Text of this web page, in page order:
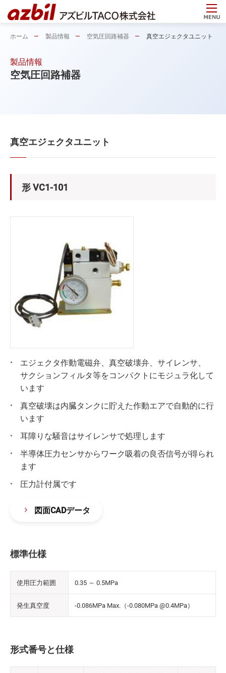
ホーム 製品情報 空気圧回路補器 真空エジェクタユニット
製品情報
空気圧回路補器
真空エジェクタユニット
形 VC1-101
エジェクタ作動電磁弁、真空破壊弁、サイレンサ、
サクションフィルタ等をコンパクトにモジュラ化して
います
真空破壊は内臓タンクに貯えた作動エアで自動的に行
います
耳障りな騒音はサイレンサで処理します
半導体圧力センサからワーク吸着の良否信号が得られ
ます
圧力計付属です
図面CADデータ
標準仕様
使用圧力範囲 0.35 ～ 0.5MPa
発生真空度 -0.086MPa Max.（-0.080MPa @0.4MPa）
形式番号と仕様